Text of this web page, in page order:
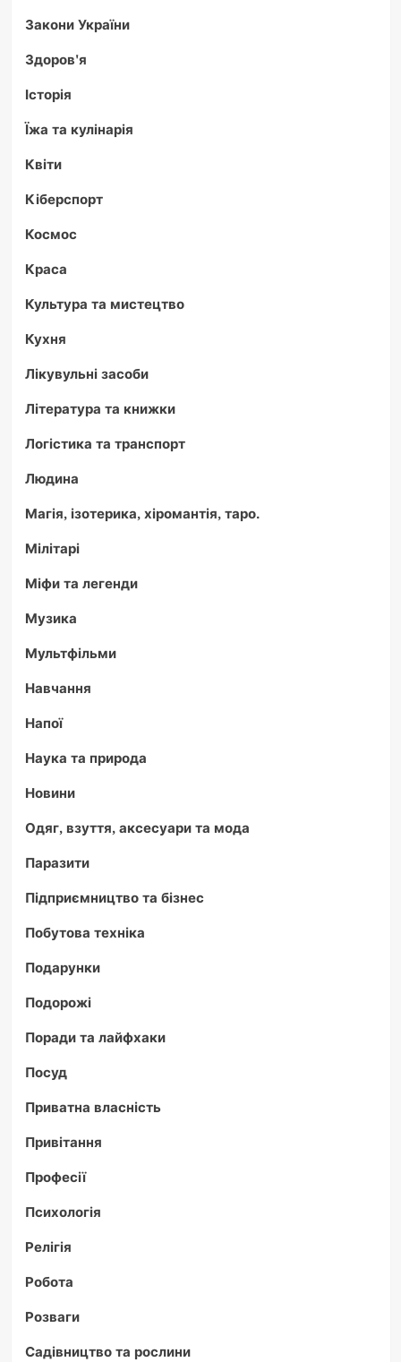
Закони України
Здоров'я
Історія
Їжа та кулінарія
Квіти
Кіберспорт
Космос
Краса
Культура та мистецтво
Кухня
Лікувульні засоби
Література та книжки
Логістика та транспорт
Людина
Магія, ізотерика, хіромантія, таро.
Мілітарі
Міфи та легенди
Музика
Мультфільми
Навчання
Напої
Наука та природа
Новини
Одяг, взуття, аксесуари та мода
Паразити
Підприємництво та бізнес
Побутова техніка
Подарунки
Подорожі
Поради та лайфхаки
Посуд
Приватна власність
Привітання
Професії
Психологія
Релігія
Робота
Розваги
Садівництво та рослини